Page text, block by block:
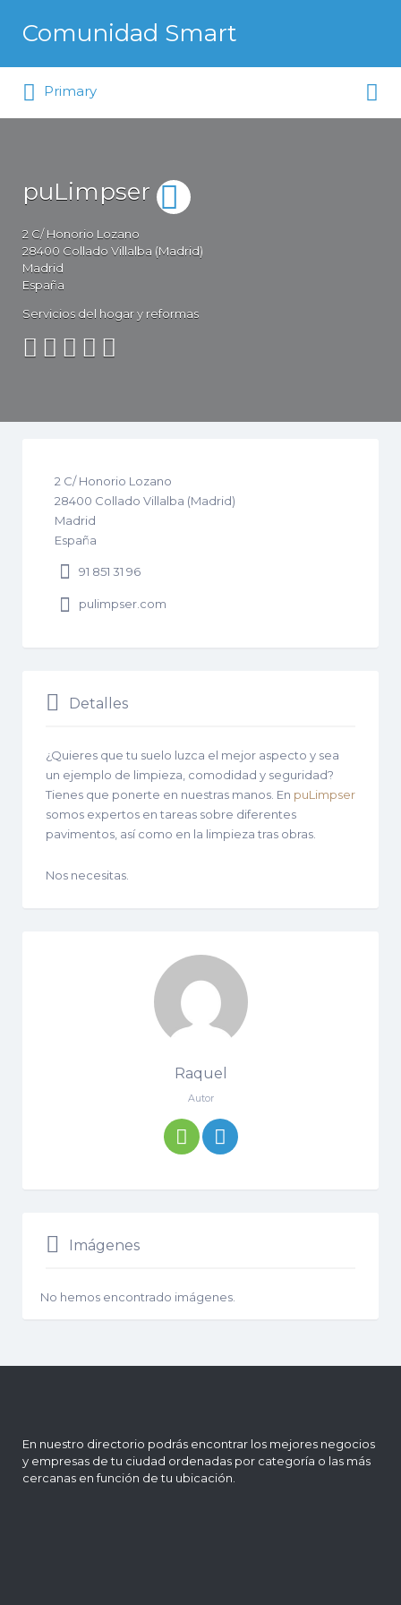
Comunidad Smart
La comunidad de los que saben
elegir
Primary
puLimpser
2 C/ Honorio Lozano
28400 Collado Villalba (Madrid)
Madrid
España
Servicios del hogar y reformas
2 C/ Honorio Lozano
28400 Collado Villalba (Madrid)
Madrid
España
91 851 31 96
pulimpser.com
Detalles
¿Quieres que tu suelo luzca el mejor aspecto y sea
un ejemplo de limpieza, comodidad y seguridad?
Tienes que ponerte en nuestras manos. En puLimpser
somos expertos en tareas sobre diferentes
pavimentos, así como en la limpieza tras obras.
Nos necesitas.
Raquel
Autor
Imágenes
No hemos encontrado imágenes.
En nuestro directorio podrás encontrar los mejores negocios
y empresas de tu ciudad ordenadas por categoría o las más
cercanas en función de tu ubicación.